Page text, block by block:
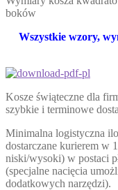
boków
Wszystkie wzory,
Kosze świąteczne dla
szybkie i terminowe
Minimalna logistyczna
dostarczane kurierem w
niski/wysoki) w postaci
(specjalne nacięcia
dodatkowych narzędzi).